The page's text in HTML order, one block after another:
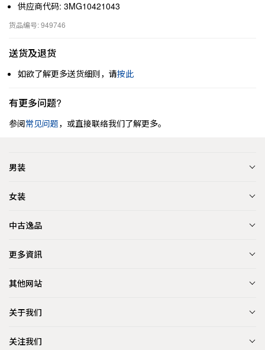
供应商代码: 3MG10421043
货品编号: 949746
送货及退货
如欲了解更多送货细则，请按此
有更多问题?
参阅常见问题，或直接联络我们了解更多。
男装
女装
中古逸品
更多資訊
其他网站
关于我们
关注我们